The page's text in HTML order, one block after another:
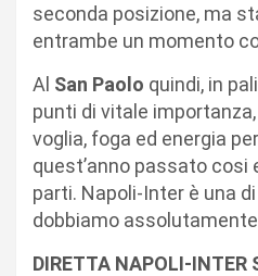
seconda posizione, ma
entrambe un momento
Al San Paolo quindi, in
punti di vitale
voglia, foga ed energia
quest’anno passato cosi
parti. Napoli-Inter è una
dobbiamo
DIRETTA NAPOLI-INTER